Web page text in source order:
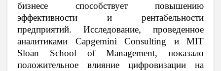
бизнесе способствует повышению
эффективности и рентабельности
предприятий. Исследование, проведенное
аналитиками Capgemini Consulting и MIT
Sloan School of Management, показало
положительное влияние цифровизации на